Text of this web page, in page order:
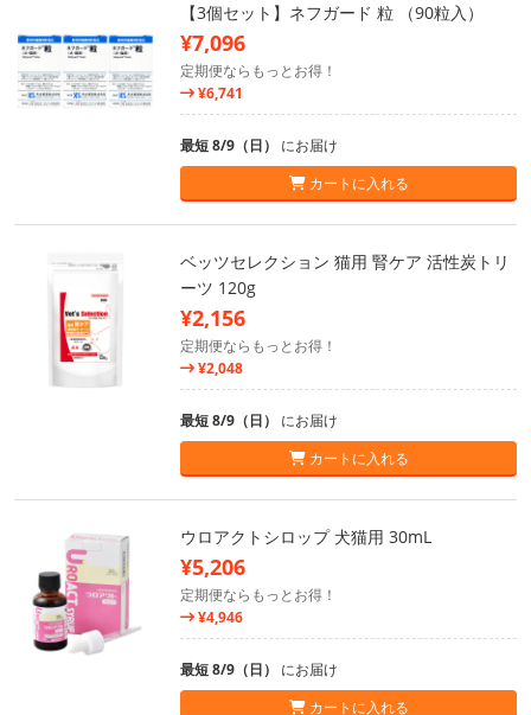
【3個セット】ネフガード 粒 （90粒入）
¥7,096
定期便ならもっとお得！
¥6,741
最短 8/9（日） にお届け
カートに入れる
ベッツセレクション 猫用 腎ケア 活性炭トリ
ーツ 120g
¥2,156
定期便ならもっとお得！
¥2,048
最短 8/9（日） にお届け
カートに入れる
ウロアクトシロップ 犬猫用 30mL
¥5,206
定期便ならもっとお得！
¥4,946
最短 8/9（日） にお届け
カートに入れる